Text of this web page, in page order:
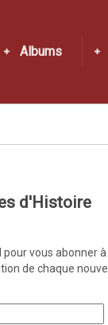
Albums
d'Histoire
vous abonner à
de chaque nouvel